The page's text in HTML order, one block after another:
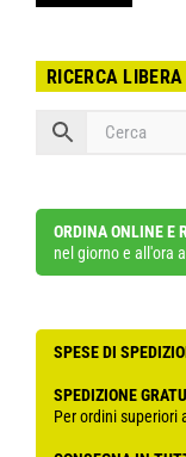
RICERCA LIBERA
ORDINA ONLINE E
nel giorno e all'ora
SPESE DI
SPEDIZIONE
Per ordini superiori